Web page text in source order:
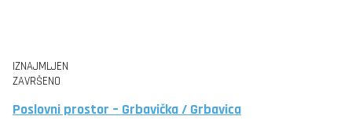
IZNAJMLJEN
ZAVRŠENO
Poslovni prostor – Grbavička / Grbavica